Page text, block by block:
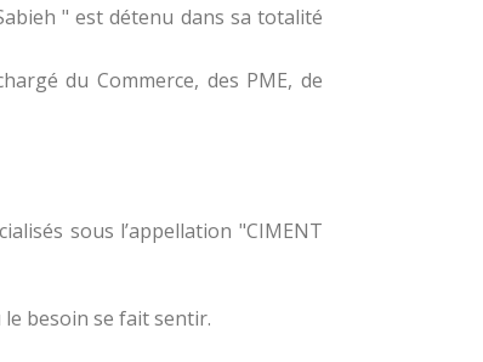
" est détenu dans sa totalité
du Commerce, des PME, de
sous l’appellation "CIMENT
besoin se fait sentir.